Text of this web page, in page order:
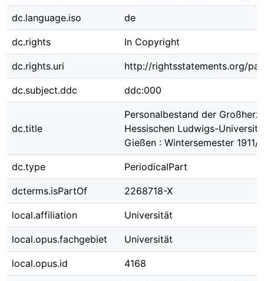
dc.language.iso de
dc.rights In Copyright
dc.rights.uri http://rightsstatements.org/
dc.subject.ddc ddc:000
dc.title
Personalbestand der
Hessischen Ludwigs-
Gießen : Wintersemester 1911/
dc.type PeriodicalPart
dcterms.isPartOf 2268718-X
local.affiliation Universität
local.opus.fachgebiet Universität
local.opus.id 4168